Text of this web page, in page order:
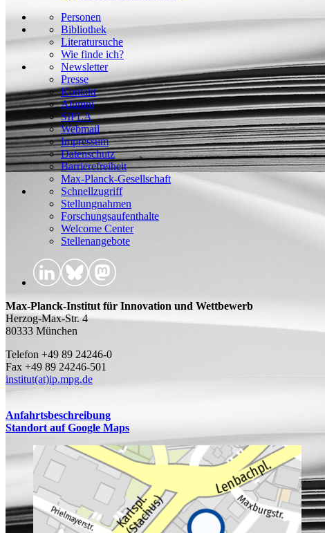
Personen
Bibliothek
Literatursuche
Wie finde ich?
Newsletter
Presse
Kontakt
Alumni
SIPLA
Webmail
Impressum
Datenschutz
Barrierefreiheit
Max-Planck-Gesellschaft
Schnellzugriff
Stellungnahmen
Forschungsaufenthalte
Welcome Center
Stellenangebote
Max-Planck-Institut für Innovation und Wettbewerb
Herzog-Max-Str. 4
80333 München
Telefon +49 89 24246-0
Fax +49 89 24246-501
institut(at)ip.mpg.de
Anfahrtsbeschreibung
Standort auf Google Maps